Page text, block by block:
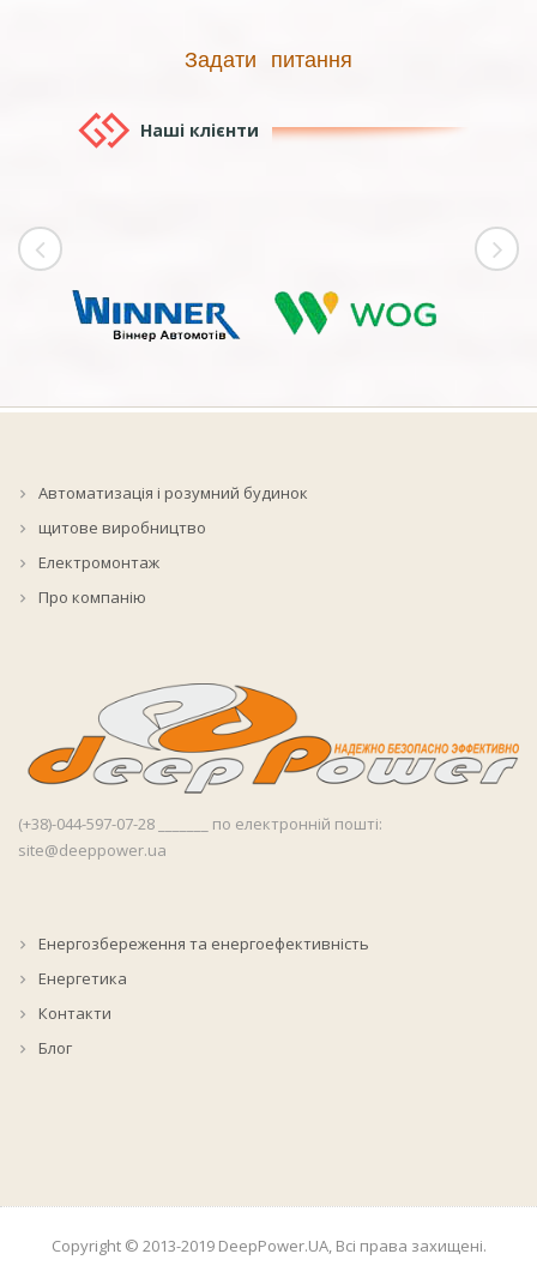
Задати питання
Наші клієнти
Автоматизація і розумний будинок
щитове виробництво
Електромонтаж
Про компанію
(+38)-044-597-07-28 _______ по електронній пошті:
site@deeppower.ua
Енергозбереження та енергоефективність
Енергетика
Контакти
Блог
Copyright © 2013-2019 DeepPower.UA, Всі права захищені.